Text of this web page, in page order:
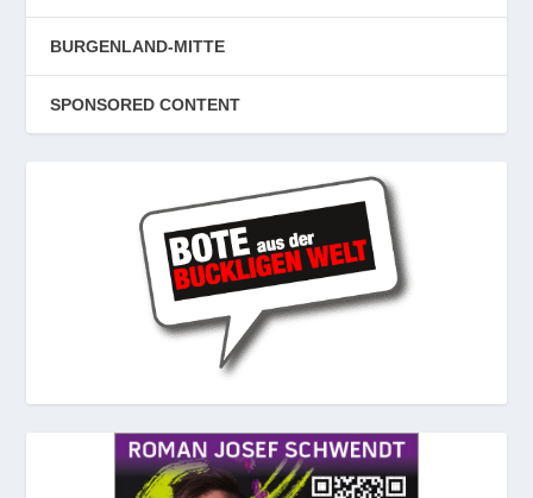
BURGENLAND-MITTE
SPONSORED CONTENT